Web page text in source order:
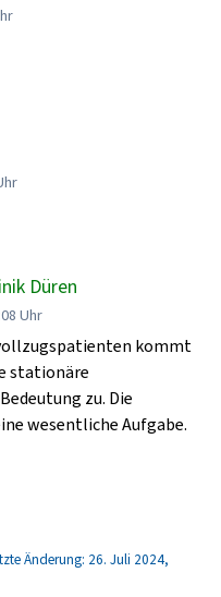
Düren
Uhr
kommt
stationäre
zu. Die
wesentliche Aufgabe.
Änderung: 26. Juli 2024,